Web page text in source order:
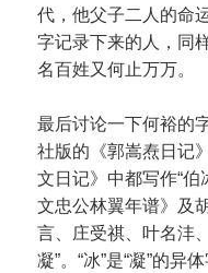
代，他父子二人的命
字记录下来的人，同
名百姓又何止万万。
最后讨论一下何裕的
社版的《郭嵩焘日记
文日记》中都写作“伯
文忠公林翼年谱》及
言、庄受祺、叶名沣
凝”。“冰”是“凝”的异